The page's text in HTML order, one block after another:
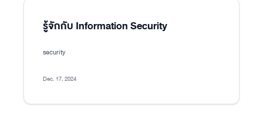
รู้จักกับ Information Security
security
Dec. 17, 2024